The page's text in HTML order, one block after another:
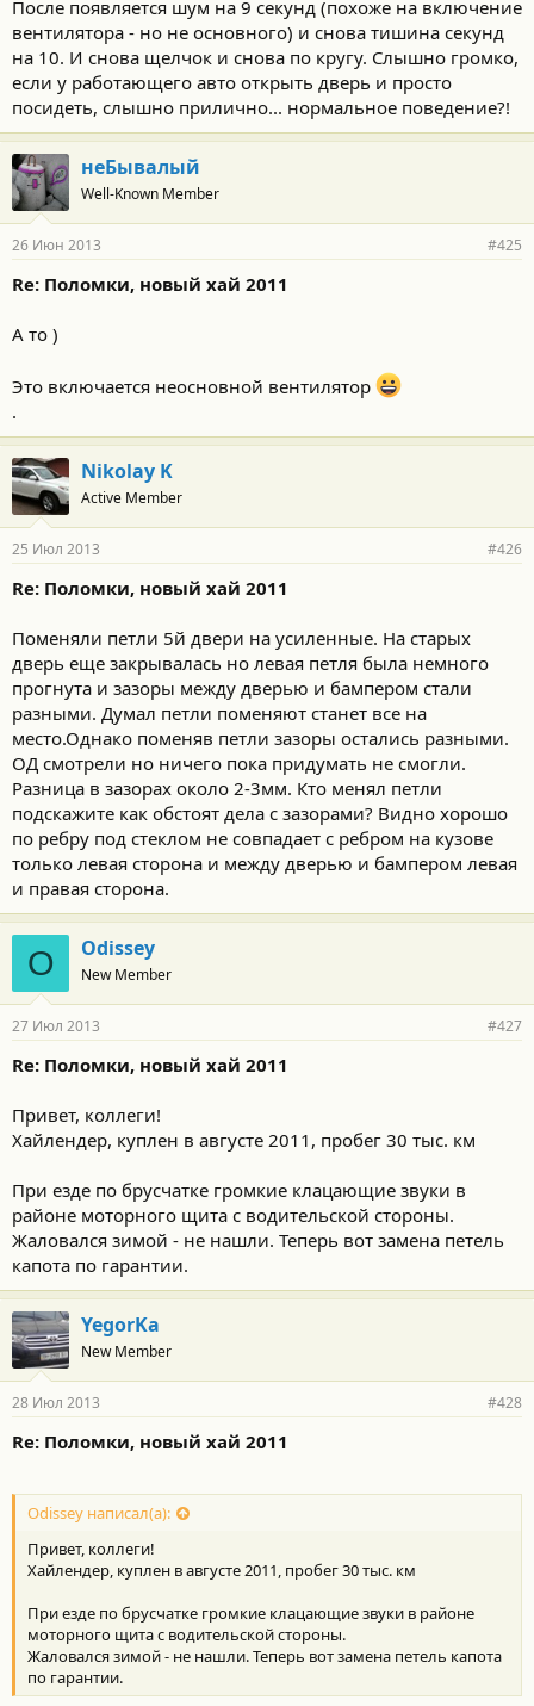
После появляется шум на 9 секунд (похоже на включение
вентилятора - но не основного) и снова тишина секунд
на 10. И снова щелчок и снова по кругу. Слышно громко,
если у работающего авто открыть дверь и просто
посидеть, слышно прилично... нормальное поведение?!
неБывалый
Well-Known Member
26 Июн 2013 #425
Re: Поломки, новый хай 2011
А то )
Это включается неосновной вентилятор
.
Nikolay K
Active Member
25 Июл 2013 #426
Re: Поломки, новый хай 2011
Поменяли петли 5й двери на усиленные. На старых
дверь еще закрывалась но левая петля была немного
прогнута и зазоры между дверью и бампером стали
разными. Думал петли поменяют станет все на
место.Однако поменяв петли зазоры остались разными.
ОД смотрели но ничего пока придумать не смогли.
Разница в зазорах около 2-3мм. Кто менял петли
подскажите как обстоят дела с зазорами? Видно хорошо
по ребру под стеклом не совпадает с ребром на кузове
только левая сторона и между дверью и бампером левая
и правая сторона.
O Odissey
New Member
27 Июл 2013 #427
Re: Поломки, новый хай 2011
Привет, коллеги!
Хайлендер, куплен в августе 2011, пробег 30 тыс. км
При езде по брусчатке громкие клацающие звуки в
районе моторного щита с водительской стороны.
Жаловался зимой - не нашли. Теперь вот замена петель
капота по гарантии.
YegorKa
New Member
28 Июл 2013 #428
Re: Поломки, новый хай 2011
Odissey написал(а):
Привет, коллеги!
Хайлендер, куплен в августе 2011, пробег 30 тыс. км
При езде по брусчатке громкие клацающие звуки в районе
моторного щита с водительской стороны.
Жаловался зимой - не нашли. Теперь вот замена петель капота
по гарантии.